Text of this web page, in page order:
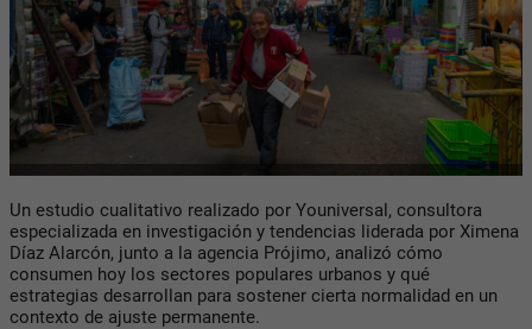
Un estudio cualitativo realizado por Youniversal, consultora
especializada en investigación y tendencias liderada por Ximena
Díaz Alarcón, junto a la agencia Prójimo, analizó cómo
consumen hoy los sectores populares urbanos y qué
estrategias desarrollan para sostener cierta normalidad en un
contexto de ajuste permanente.